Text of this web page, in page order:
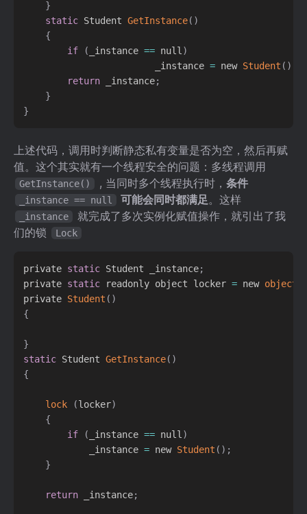
}
static Student GetInstance( )
{
if
( _instance == null )
                        _instance
= new Student ( )
return _instance;
}
}
上述代码，调用时判断静态私有变量是否为空，然后再赋
值。这个其实就有一个线程安全的问题：多线程调用
GetInstance() , 当同时多个线程执行时， 条件
_instance == null 可能会同时都满足 。这样
_instance
就完成了多次实例化赋值操作，就引出了我
们的锁
Lock
private static Student _instance;
private static readonly object locker = new object
private Student ( )
{
}
static Student GetInstance( )
{
lock (locker)
{
if
( _instance == null)
            _instance
= new Student ( ) ;
}
return _instance;